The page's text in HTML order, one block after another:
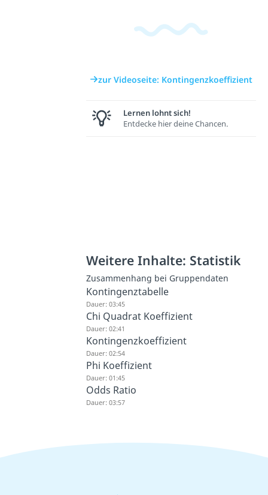
zur Videoseite: Kontingenzkoeffizient
Lernen lohnt sich!
Entdecke hier deine Chancen.
Weitere Inhalte: Statistik
Zusammenhang bei Gruppendaten
Kontingenztabelle
Dauer: 03:45
Chi Quadrat Koeffizient
Dauer: 02:41
Kontingenzkoeffizient
Dauer: 02:54
Phi Koeffizient
Dauer: 01:45
Odds Ratio
Dauer: 03:57